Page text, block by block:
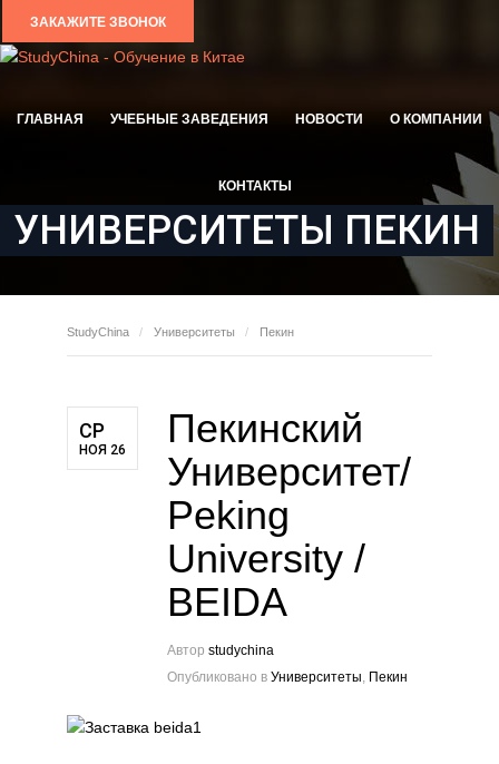
ЗАКАЖИТЕ ЗВОНОК
ГЛАВНАЯ УЧЕБНЫЕ ЗАВЕДЕНИЯ НОВОСТИ О КОМПАНИИ
КОНТАКТЫ
УНИВЕРСИТЕТЫ ПЕКИН
StudyChina Университеты Пекин
СР
НОЯ 26
Пекинский
Университет/
Peking
University /
BEIDA
Автор studychina
Опубликовано в Университеты, Пекин